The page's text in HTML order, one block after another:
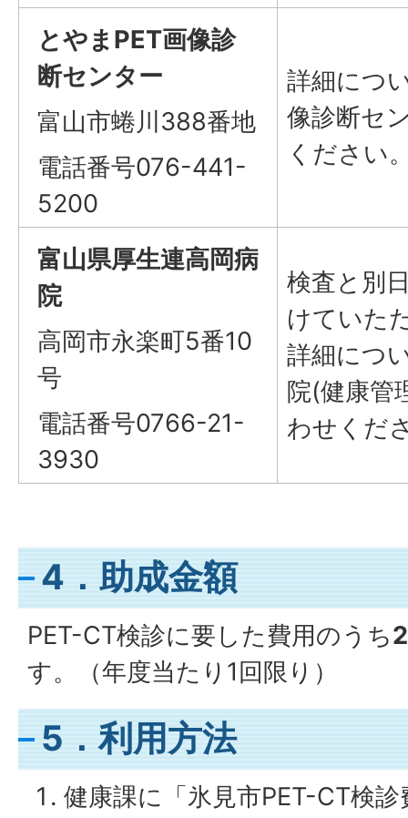
とやまPET画像診
断センター
富山市蜷川388番地
電話番号076-441-
5200
詳細につ
像診断セ
ください
富山県厚生連高岡病
院
高岡市永楽町5番10
号
電話番号0766-21-
3930
検査と別
けていた
詳細につ
院(健康管
わせくだ
4．助成金額
PET-CT検診に要した費用のうち
す。（年度当たり1回限り）
5．利用方法
健康課に「氷見市PET-CT検